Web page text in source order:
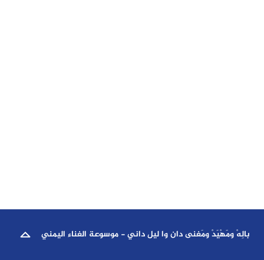
بالِهْ ومَهْيَدْ ومَغنى دان وا ليل داني - موسوعة الغناء اليمني